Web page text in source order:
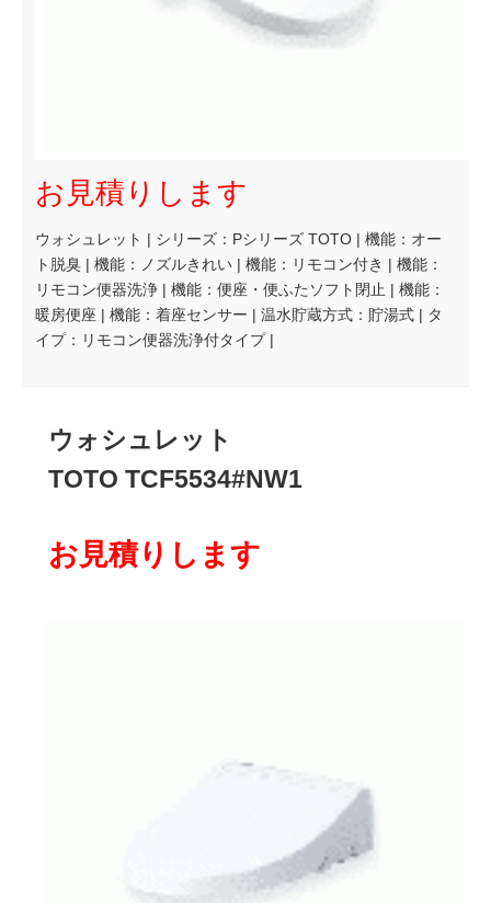
お見積りします
ウォシュレット | シリーズ：Pシリーズ TOTO | 機能：オー
ト脱臭 | 機能：ノズルきれい | 機能：リモコン付き | 機能：
リモコン便器洗浄 | 機能：便座・便ふたソフト閉止 | 機能：
暖房便座 | 機能：着座センサー | 温水貯蔵方式：貯湯式 | タ
イプ：リモコン便器洗浄付タイプ |
ウォシュレット
TOTO TCF5534#NW1
お見積りします